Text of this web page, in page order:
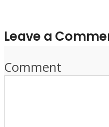
Leave a
Comment